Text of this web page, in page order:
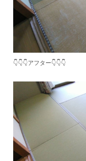
👇👇👇アフター👇👇👇